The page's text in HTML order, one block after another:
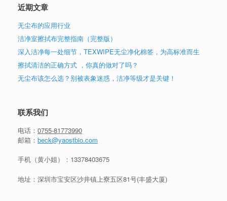
近期文章
无尘布的应用行业
洁净室擦拭布完整指南（完整版）
深入洁净每一处细节，TEXWIPE无尘净化棉签，为高标准而生
擦拭清洁的正确方式 ，你真的做对了吗？
无尘布该怎么选？别被表象迷惑，洁净等级才是关键！
联系我们
电话： 0755-81773990
邮箱： beck@yaostbio.com
手机（黄小姐）： 13378403675
地址：深圳市宝安区沙井镇上寮五区81号(丰盛大厦)